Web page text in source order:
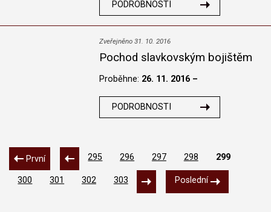
PODROBNOSTI
Zveřejněno 31. 10. 2016
Pochod slavkovským bojištěm
Proběhne: 26. 11. 2016 –
PODROBNOSTI
První 295 296 297 298 299
300 301 302 303 Poslední